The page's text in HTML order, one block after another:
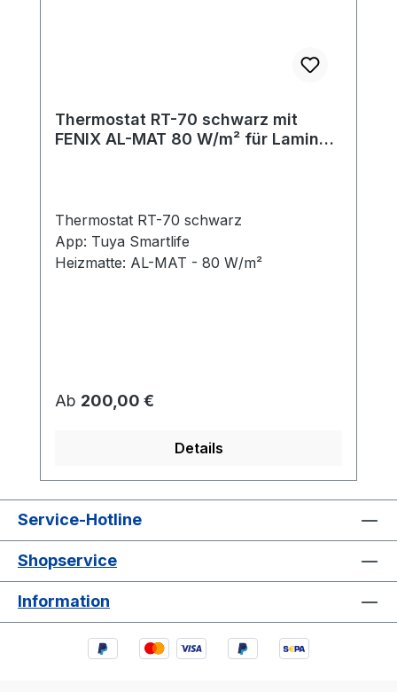
Thermostat RT-70 schwarz mit
FENIX AL-MAT 80 W/m² für Laminat
Thermostat RT-70 schwarz
App: Tuya Smartlife
Heizmatte: AL-MAT - 80 W/m²
Regulärer Preis:
Ab 200,00 €
Details
Service-Hotline
Shopservice
Information